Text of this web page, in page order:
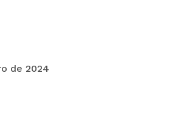
de 2024